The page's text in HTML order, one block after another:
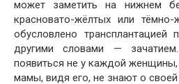
может заметить на нижнем
красновато-жёлтых или
обусловлено трансплантацией
другими словами —
появиться не у каждой
мамы, видя его, не знают о